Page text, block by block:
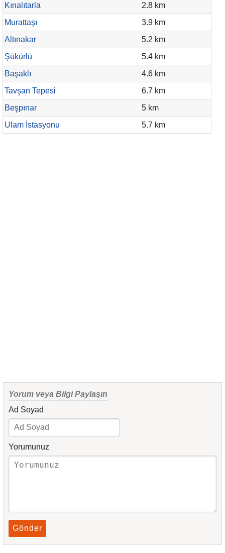
Kınalıtarla
2.8 km
Murattaşı
3.9 km
Altınakar
5.2 km
Şükürlü
5.4 km
Başaklı
4.6 km
Tavşan Tepesi
6.7 km
Beşpınar
5 km
Ulam İstasyonu
5.7 km
Yorum veya Bilgi Paylaşın
Ad Soyad
Yorumunuz
Gönder